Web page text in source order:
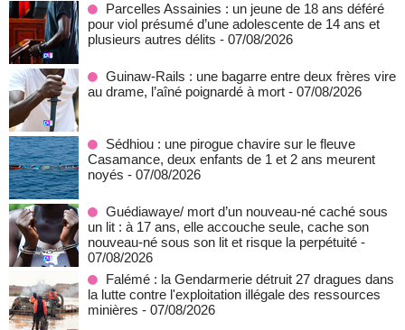
Parcelles Assainies : un jeune de 18 ans déféré
pour viol présumé d’une adolescente de 14 ans et
plusieurs autres délits - 07/08/2026
Guinaw-Rails : une bagarre entre deux frères vire
au drame, l’aîné poignardé à mort - 07/08/2026
Sédhiou : une pirogue chavire sur le fleuve
Casamance, deux enfants de 1 et 2 ans meurent
noyés - 07/08/2026
Guédiawaye/ mort d’un nouveau-né caché sous
un lit : à 17 ans, elle accouche seule, cache son
nouveau-né sous son lit et risque la perpétuité -
07/08/2026
Falémé : la Gendarmerie détruit 27 dragues dans
la lutte contre l'exploitation illégale des ressources
minières - 07/08/2026